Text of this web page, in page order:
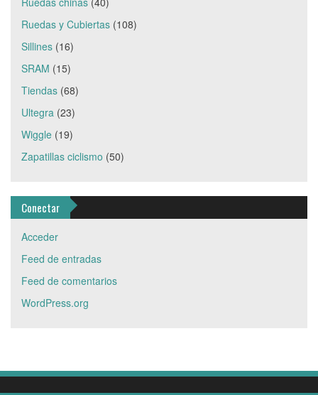
Ruedas y Cubiertas (108)
Sillines (16)
SRAM (15)
Tiendas (68)
Ultegra (23)
Wiggle (19)
Zapatillas ciclismo (50)
Conectar
Acceder
Feed de entradas
Feed de comentarios
WordPress.org